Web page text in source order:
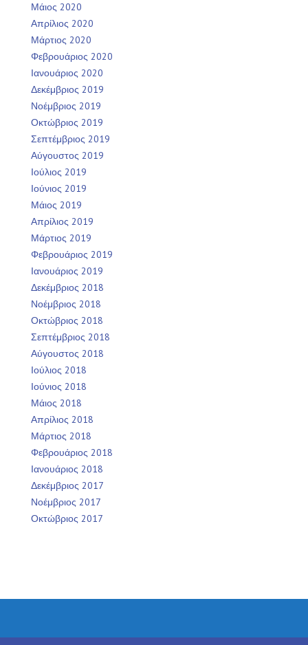
Μάιος 2020
Απρίλιος 2020
Μάρτιος 2020
Φεβρουάριος 2020
Ιανουάριος 2020
Δεκέμβριος 2019
Νοέμβριος 2019
Οκτώβριος 2019
Σεπτέμβριος 2019
Αύγουστος 2019
Ιούλιος 2019
Ιούνιος 2019
Μάιος 2019
Απρίλιος 2019
Μάρτιος 2019
Φεβρουάριος 2019
Ιανουάριος 2019
Δεκέμβριος 2018
Νοέμβριος 2018
Οκτώβριος 2018
Σεπτέμβριος 2018
Αύγουστος 2018
Ιούλιος 2018
Ιούνιος 2018
Μάιος 2018
Απρίλιος 2018
Μάρτιος 2018
Φεβρουάριος 2018
Ιανουάριος 2018
Δεκέμβριος 2017
Νοέμβριος 2017
Οκτώβριος 2017